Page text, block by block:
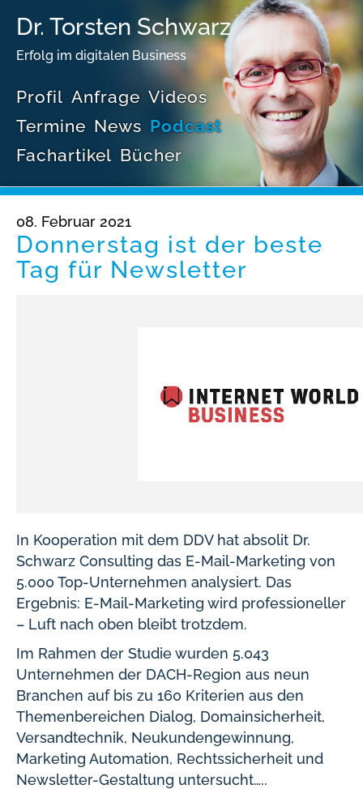
Dr. Torsten Schwarz
Erfolg im digitalen Business
Profil Anfrage Videos
Termine News Podcast
Fachartikel Bücher
08. Februar 2021
Donnerstag ist der beste
Tag für Newsletter
In Kooperation mit dem DDV hat absolit Dr.
Schwarz Consulting das E-Mail-Marketing von
5.000 Top-Unternehmen analysiert. Das
Ergebnis: E-Mail-Marketing wird professioneller
– Luft nach oben bleibt trotzdem.
Im Rahmen der Studie wurden 5.043
Unternehmen der DACH-Region aus neun
Branchen auf bis zu 160 Kriterien aus den
Themenbereichen Dialog, Domainsicherheit,
Versandtechnik, Neukundengewinnung,
Marketing Automation, Rechtssicherheit und
Newsletter-Gestaltung untersucht…..